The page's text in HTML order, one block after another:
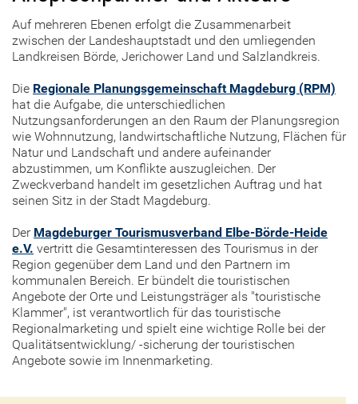
Auf mehreren Ebenen erfolgt die Zusammenarbeit
zwischen der Landeshauptstadt und den umliegenden
Landkreisen Börde, Jerichower Land und Salzlandkreis.
Die Regionale Planungsgemeinschaft Magdeburg (RPM)
hat die Aufgabe, die unterschiedlichen
Nutzungsanforderungen an den Raum der Planungsregion
wie Wohnnutzung, landwirtschaftliche Nutzung, Flächen für
Natur und Landschaft und andere aufeinander
abzustimmen, um Konflikte auszugleichen. Der
Zweckverband handelt im gesetzlichen Auftrag und hat
seinen Sitz in der Stadt Magdeburg.
Der Magdeburger Tourismusverband Elbe-Börde-Heide
e.V. vertritt die Gesamtinteressen des Tourismus in der
Region gegenüber dem Land und den Partnern im
kommunalen Bereich. Er bündelt die touristischen
Angebote der Orte und Leistungsträger als "touristische
Klammer", ist verantwortlich für das touristische
Regionalmarketing und spielt eine wichtige Rolle bei der
Qualitätsentwicklung/ -sicherung der touristischen
Angebote sowie im Innenmarketing.